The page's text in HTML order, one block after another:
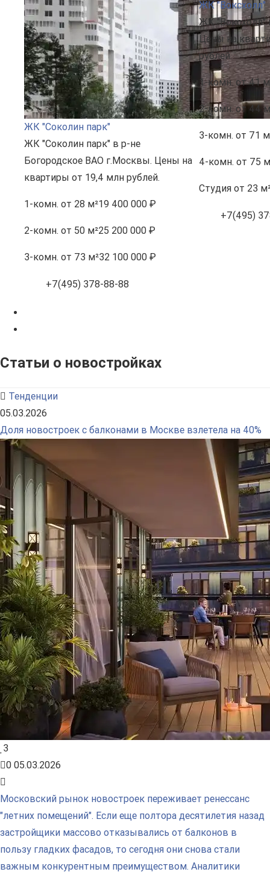
ЖК "Соколин парк"
ЖК "Соколин парк" в р-не
Богородское ВАО г.Москвы. Цены на
квартиры от 19,4 млн рублей.
1-комн. от 28 м²19 400 000 ₽
2-комн. от 50 м²25 200 000 ₽
3-комн. от 73 м²32 100 000 ₽
+7(495) 378-88-88
ЖК "Воксхолл"
ЖК "Воксхолл"
Цены на
рублей.
1-комн.от 41
2-комн. от 44
3-комн. от 71
4-комн. от 75
Студия от 23
+7(495)
Статьи о новостройках
Тенденции
05.03.2026
Доля новостроек с балконами в Москве взлетела на 40%
3
0 05.03.2026
Московский рынок новостроек переживает ренессанс
"летних помещений". Если еще полтора десятилетия назад
застройщики массово отказывались от балконов в
пользу гладких фасадов, то сегодня они снова стали
важным конкурентным преимуществом. Аналитики